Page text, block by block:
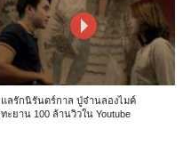
แลรักนิรันดร์กาล ปู่จ๋านลองไมค์
ทะยาน 100 ล้านวิวใน Youtube